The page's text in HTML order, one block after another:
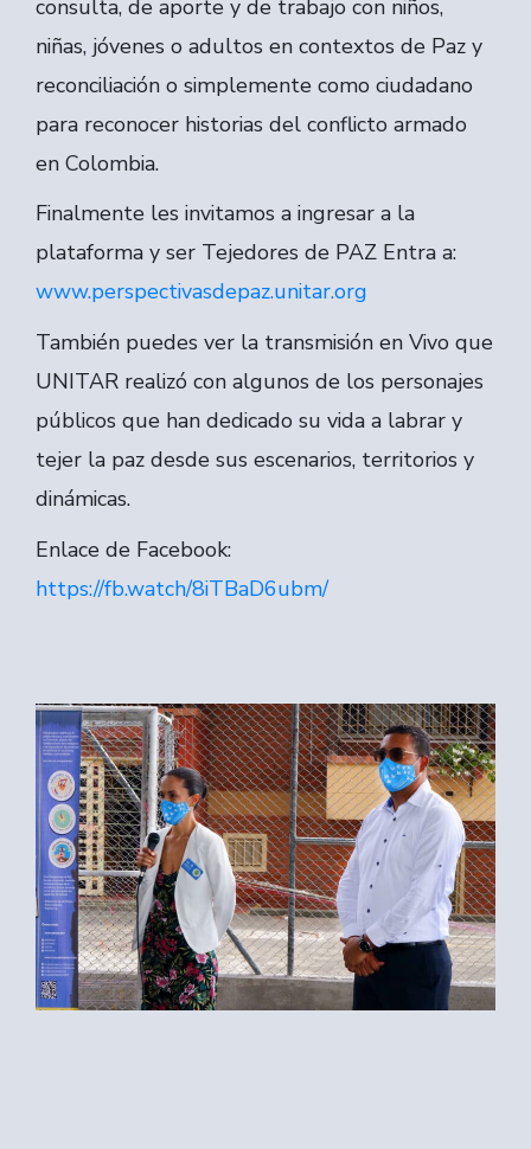
consulta, de aporte y de trabajo con niños,
niñas, jóvenes o adultos en contextos de Paz y
reconciliación o simplemente como ciudadano
para reconocer historias del conflicto armado
en Colombia.
Finalmente les invitamos a ingresar a la
plataforma y ser Tejedores de PAZ Entra a:
www.perspectivasdepaz.unitar.org
También puedes ver la transmisión en Vivo que
UNITAR realizó con algunos de los personajes
públicos que han dedicado su vida a labrar y
tejer la paz desde sus escenarios, territorios y
dinámicas.
Enlace de Facebook:
https://fb.watch/8iTBaD6ubm/